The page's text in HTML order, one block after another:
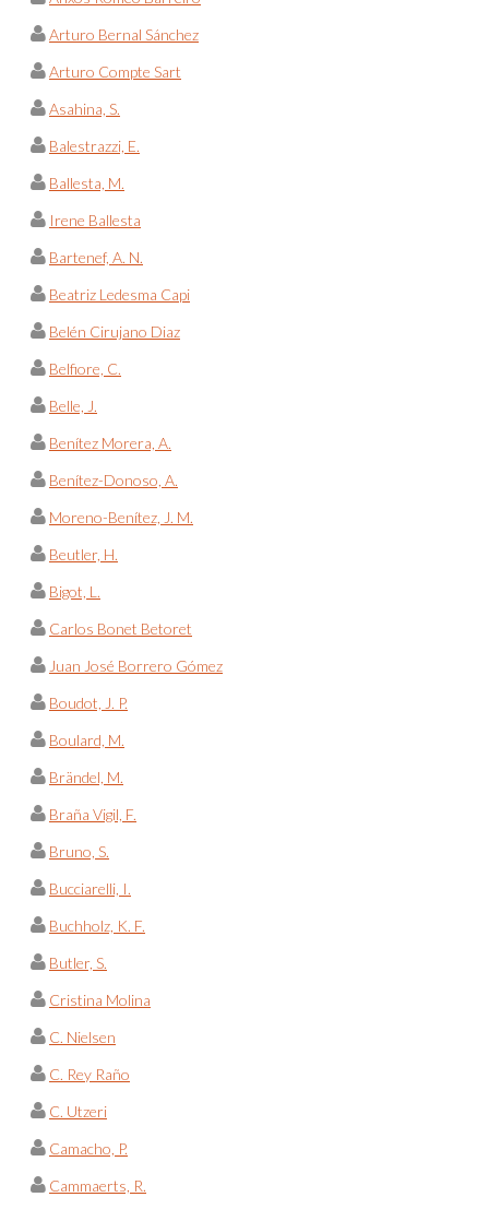
Arturo Bernal Sánchez
Arturo Compte Sart
Asahina, S.
Balestrazzi, E.
Ballesta, M.
Irene Ballesta
Bartenef, A. N.
Beatriz Ledesma Capi
Belén Cirujano Diaz
Belfiore, C.
Belle, J.
Benítez Morera, A.
Benítez-Donoso, A.
Moreno-Benítez, J. M.
Beutler, H.
Bigot, L.
Carlos Bonet Betoret
Juan José Borrero Gómez
Boudot, J. P.
Boulard, M.
Brändel, M.
Braña Vigil, F.
Bruno, S.
Bucciarelli, I.
Buchholz, K. F.
Butler, S.
Cristina Molina
C. Nielsen
C. Rey Raño
C. Utzeri
Camacho, P.
Cammaerts, R.